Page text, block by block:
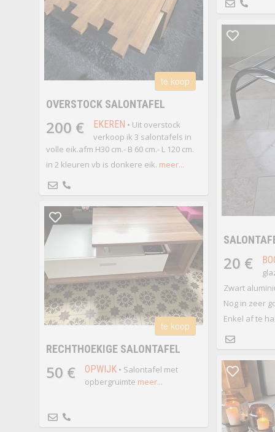
te koop
OVERSTOCK SALONTAFEL
200 € EKEREN • Uit overstock
verkoop ik 3 salontafels in
volle eik.afm H30 cm.- B 60 cm.- L 120 cm.
in 2 kleuren vb is donkere eik. meer...
20 €
Zwart
Nog in zeer
Enkel af te
te koop
RECHTHOEKIGE SALONTAFEL
50 € OPWIJK• Salontafel met
opbergruimte meer...